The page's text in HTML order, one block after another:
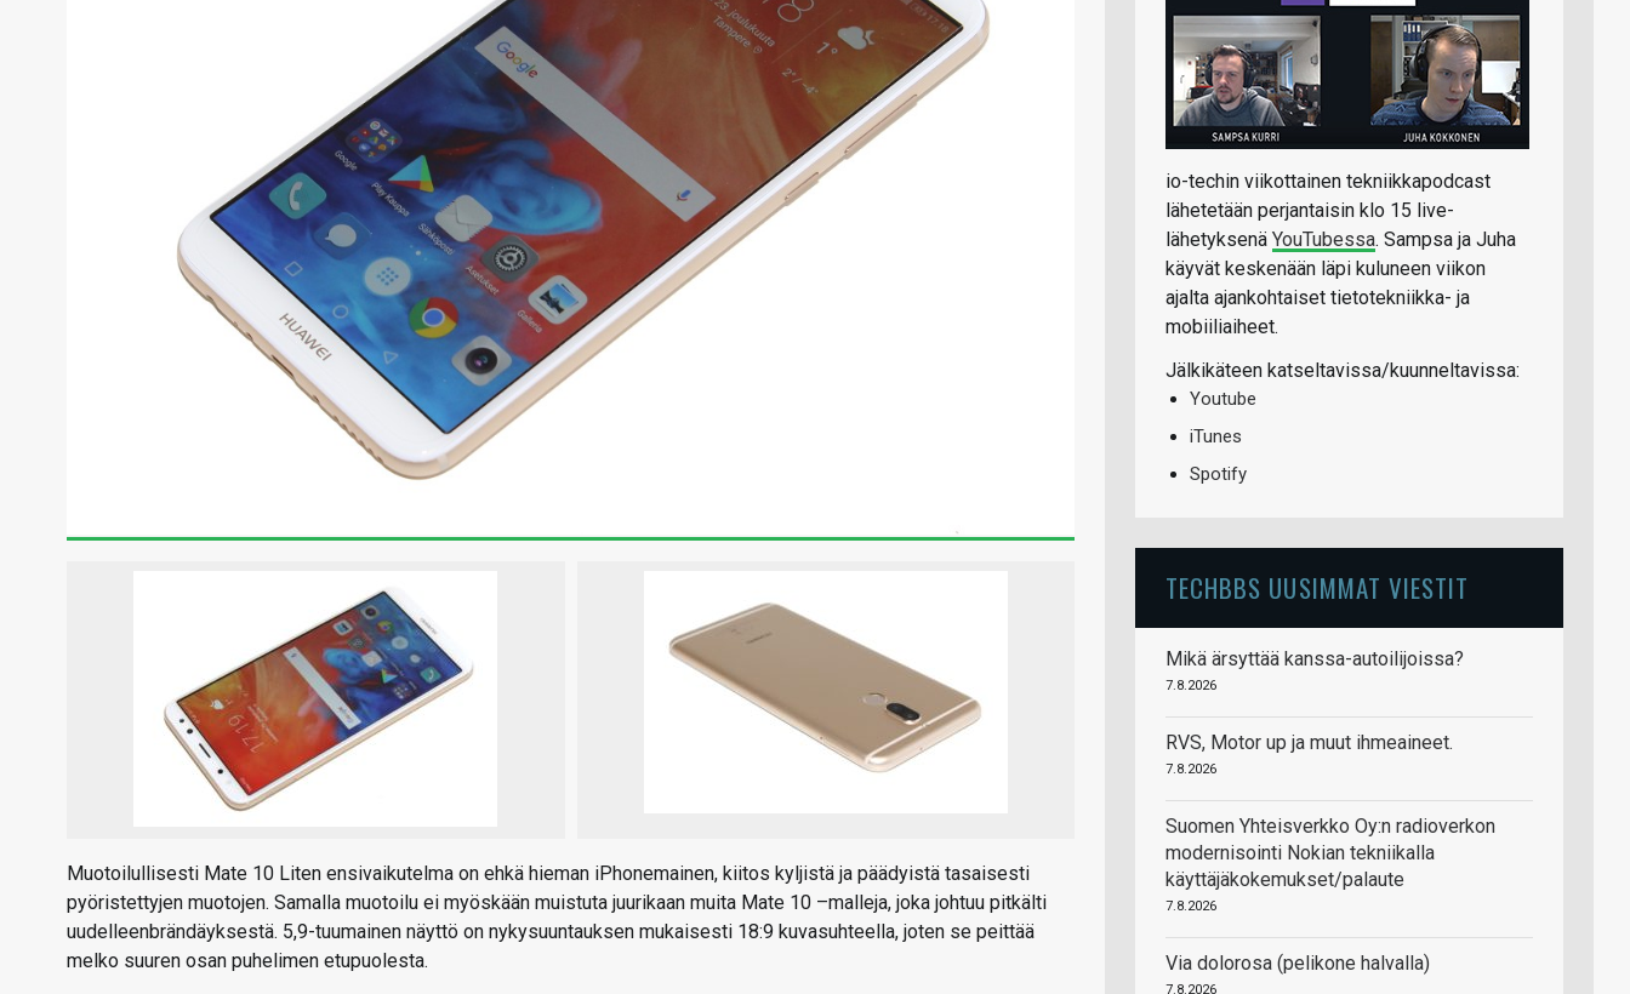
Muotoilullisesti Mate 10 Liten ensivaikutelma on ehkä hieman iPhonemainen, kiitos kyljistä ja päädyistä tasaisesti
pyöristettyjen muotojen. Samalla muotoilu ei myöskään muistuta juurikaan muita Mate 10 –malleja, joka johtuu pitkälti
uudelleenbrändäyksestä. 5,9-tuumainen näyttö on nykysuuntauksen mukaisesti 18:9 kuvasuhteella, joten se peittää
melko suuren osan puhelimen etupuolesta.
io-techin viikottainen tekniikkapodcast
lähetetään perjantaisin klo 15 live-
lähetyksenä YouTubessa. Sampsa ja Juha
käyvät keskenään läpi kuluneen viikon
ajalta ajankohtaiset tietotekniikka- ja
mobiiliaiheet.
Jälkikäteen katseltavissa/kuunneltavissa:
Youtube
iTunes
Spotify
TECHBBS UUSIMMAT VIESTIT
Mikä ärsyttää kanssa-autoilijoissa?
7.8.2026
RVS, Motor up ja muut ihmeaineet.
7.8.2026
Suomen Yhteisverkko Oy:n radioverkon
modernisointi Nokian tekniikalla
käyttäjäkokemukset/palaute
7.8.2026
Via dolorosa (pelikone halvalla)
7.8.2026